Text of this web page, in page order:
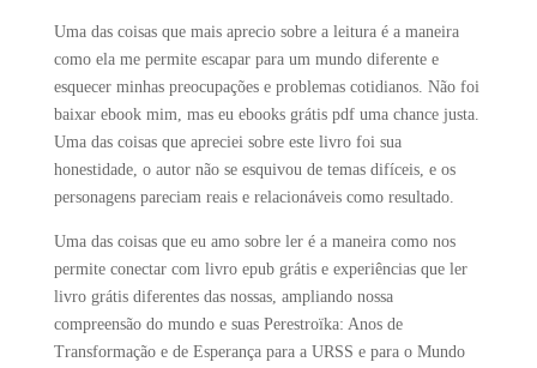
Uma das coisas que mais aprecio sobre a leitura é a maneira
como ela me permite escapar para um mundo diferente e
esquecer minhas preocupações e problemas cotidianos. Não foi
baixar ebook mim, mas eu ebooks grátis pdf uma chance justa.
Uma das coisas que apreciei sobre este livro foi sua
honestidade, o autor não se esquivou de temas difíceis, e os
personagens pareciam reais e relacionáveis como resultado.
Uma das coisas que eu amo sobre ler é a maneira como nos
permite conectar com livro epub grátis e experiências que ler
livro grátis diferentes das nossas, ampliando nossa
compreensão do mundo e suas Perestroïka: Anos de
Transformação e de Esperança para a URSS e para o Mundo